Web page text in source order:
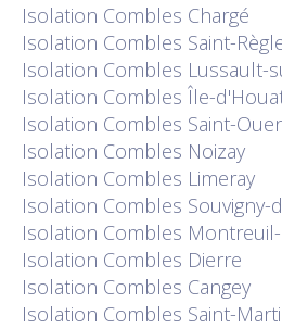
Isolation Combles Chargé
Isolation Combles Saint-
Isolation Combles Lussault-
Isolation Combles Île-
Isolation Combles Saint-
Isolation Combles Noizay
Isolation Combles Limeray
Isolation Combles Souvigny-
Isolation Combles
Isolation Combles Dierre
Isolation Combles Cangey
Isolation Combles Saint-